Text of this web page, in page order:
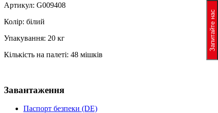
Артикул: G009408
Колір: білий
Упакування: 20 кг
Кількість на палеті: 48 мішків
Завантаження
Паспорт безпеки (DE)
Запитайте нас